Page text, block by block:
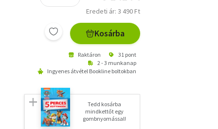
Eredeti ár: 3 490 Ft
Kosárba
Raktáron
31 pont
2 - 3 munkanap
Ingyenes átvétel Bookline boltokban
Tedd kosárba
mindkettőt egy
gombnyomással!